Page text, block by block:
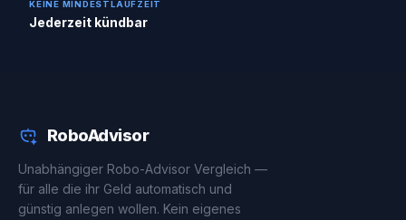
KEINE MINDESTLAUFZEIT
Jederzeit kündbar
RoboAdvisor
Unabhängiger Robo-Advisor Vergleich —
für alle die ihr Geld automatisch und
günstig anlegen wollen. Kein eigenes